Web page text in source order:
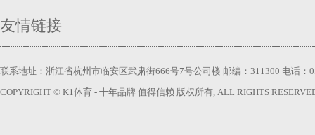
友情链接
联系地址：浙江省杭州市临安区武肃街666号7号公司楼 邮编：311300 电话：
COPYRIGHT © K1体育 - 十年品牌 值得信赖 版权所有, ALL RIGHTS